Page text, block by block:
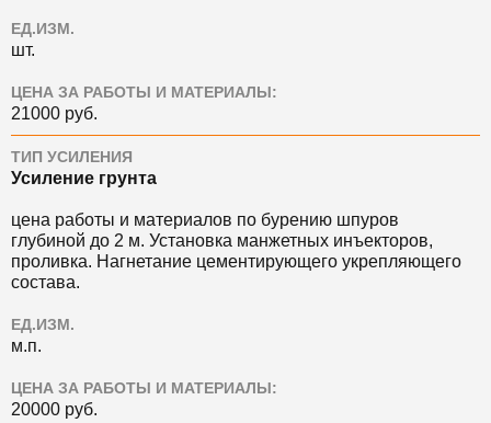
ЕД.ИЗМ.
шт.
ЦЕНА ЗА РАБОТЫ И МАТЕРИАЛЫ:
21000 руб.
ТИП УСИЛЕНИЯ
Усиление грунта
цена работы и материалов по бурению шпуров
глубиной до 2 м. Установка манжетных инъекторов,
проливка. Нагнетание цементирующего укрепляющего
состава.
ЕД.ИЗМ.
м.п.
ЦЕНА ЗА РАБОТЫ И МАТЕРИАЛЫ:
20000 руб.